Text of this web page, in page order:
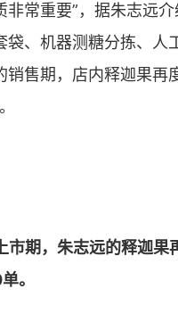
非常重要”，据朱志远
袋、机器测糖分拣、人
销售期，店内释迦果再
期，朱志远的释迦果
。